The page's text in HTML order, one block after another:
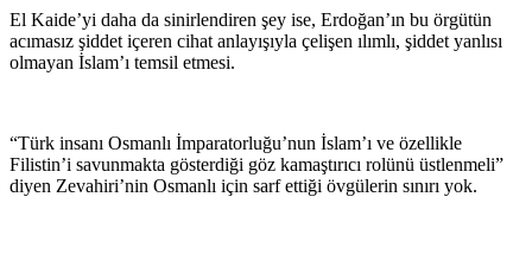
El Kaide’yi daha da sinirlendiren şey ise, Erdoğan’ın bu örgütün
acımasız şiddet içeren cihat anlayışıyla çelişen ılımlı, şiddet yanlısı
olmayan İslam’ı temsil etmesi.
“Türk insanı Osmanlı İmparatorluğu’nun İslam’ı ve özellikle
Filistin’i savunmakta gösterdiği göz kamaştırıcı rolünü üstlenmeli”
diyen Zevahiri’nin Osmanlı için sarf ettiği övgülerin sınırı yok.